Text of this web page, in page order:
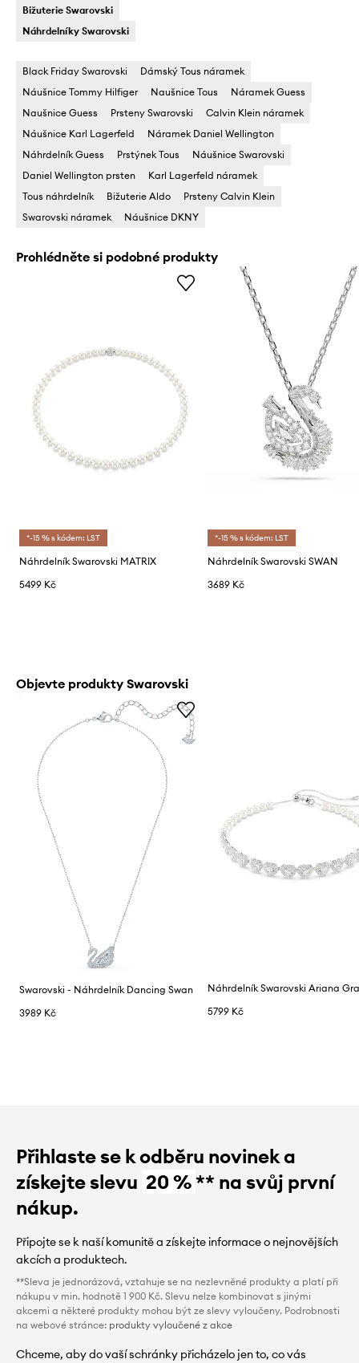
Bižuterie Swarovski
Náhrdelníky Swarovski
Black Friday Swarovski
Dámský Tous náramek
Náušnice Tommy Hilfiger
Naušnice Tous
Náramek Guess
Naušnice Guess
Prsteny Swarovski
Calvin Klein náramek
Náušnice Karl Lagerfeld
Náramek Daniel Wellington
Náhrdelník Guess
Prstýnek Tous
Náušnice Swarovski
Daniel Wellington prsten
Karl Lagerfeld náramek
Tous náhrdelník
Bižuterie Aldo
Prsteny Calvin Klein
Swarovski náramek
Náušnice DKNY
Prohlédněte si podobné produkty
*-15 % s kódem: LST
Náhrdelník Swarovski MATRIX
5499 Kč
*-15 % s kódem: LST
Náhrdelník Swarovski SWAN
3689 Kč
Objevte produkty Swarovski
Swarovski - Náhrdelník Dancing Swan
3989 Kč
5799 Kč
Přihlaste se k odběru novinek a
získejte slevu 20 %** na svůj první
nákup.
Připojte se k naší komunitě a získejte informace o nejnovějších
akcích a produktech.
**Sleva je jednorázová, vztahuje se na nezlevněné produkty a platí při
nákupu v min. hodnotě 1 900 Kč. Slevu nelze kombinovat s jinými
akcemi a některé produkty mohou být ze slevy vyloučeny. Podrobnosti
na webové stránce: produkty vyloučené z akce
Chceme, aby do vaší schránky přicházelo jen to, co vás